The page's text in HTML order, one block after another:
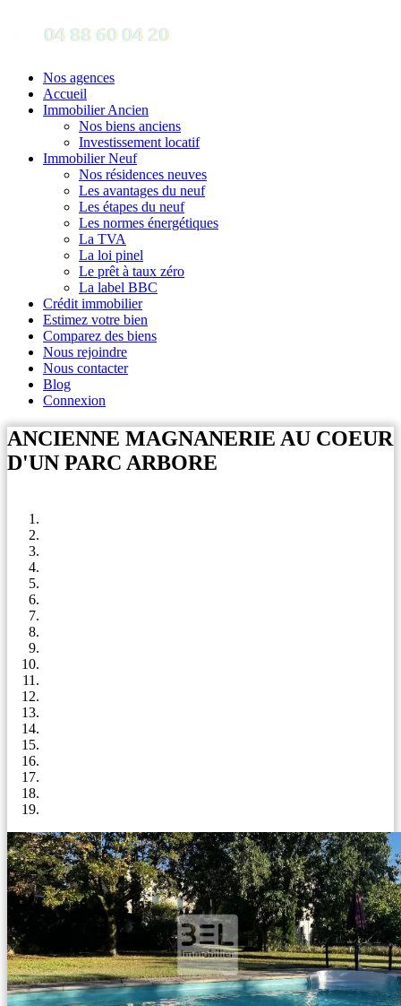
Nos agences
Accueil
Immobilier Ancien
Nos biens anciens
Investissement locatif
Immobilier Neuf
Nos résidences neuves
Les avantages du neuf
Les étapes du neuf
Les normes énergétiques
La TVA
La loi pinel
Le prêt à taux zéro
La label BBC
Crédit immobilier
Estimez votre bien
Comparez des biens
Nous rejoindre
Nous contacter
Blog
Connexion
ANCIENNE MAGNANERIE AU COEUR
D'UN PARC ARBORE